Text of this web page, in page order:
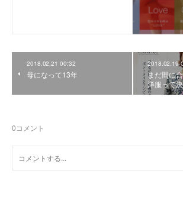
2018.02.21 00:32
母になって13年
2018.02.19
まだ間に
洋服って
0コメント